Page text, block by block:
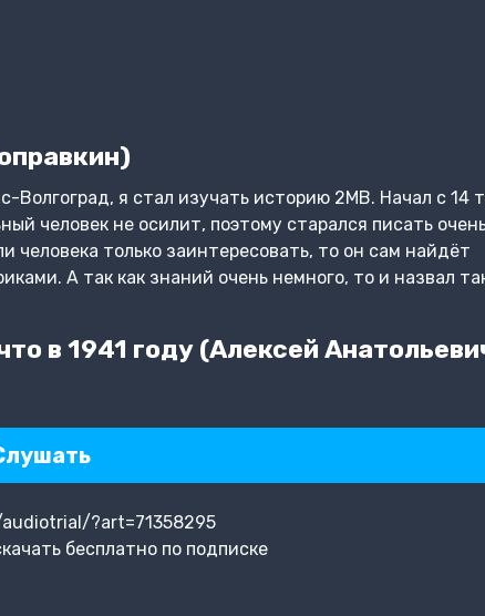
Волгоград, я стал изучать историю 2МВ. Начал с 14
человек не осилит, поэтому старался писать
человека только заинтересовать, то он сам найдёт
А так как знаний очень немного, то и назвал
в 1941 году (Алексей
?art=71358295
бесплатно по подписке